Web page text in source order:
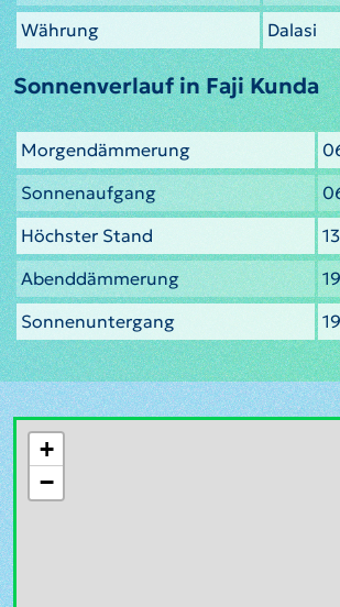
Währung
Dalasi
Sonnenverlauf in Faji Kunda
Morgendämmerung
Sonnenaufgang
Höchster Stand
Abenddämmerung
Sonnenuntergang
+
−